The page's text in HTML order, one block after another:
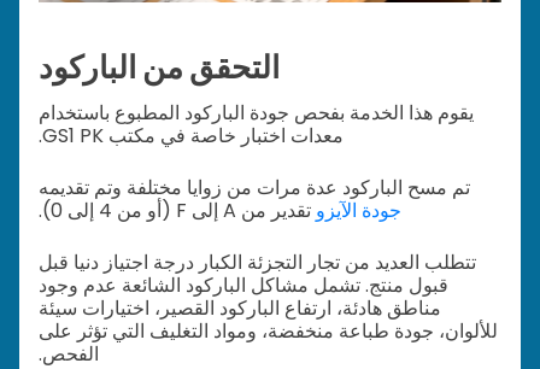
التحقق من الباركود
يقوم هذا الخدمة بفحص جودة الباركود المطبوع باستخدام
معدات اختبار خاصة في مكتب GS1 PK.
تم مسح الباركود عدة مرات من زوايا مختلفة وتم تقديمه
جودة الآيزو تقدير من A إلى F (أو من 4 إلى 0).
تتطلب العديد من تجار التجزئة الكبار درجة اجتياز دنيا قبل
قبول منتج. تشمل مشاكل الباركود الشائعة عدم وجود
مناطق هادئة، ارتفاع الباركود القصير، اختيارات سيئة
للألوان، جودة طباعة منخفضة، ومواد التغليف التي تؤثر على
الفحص.